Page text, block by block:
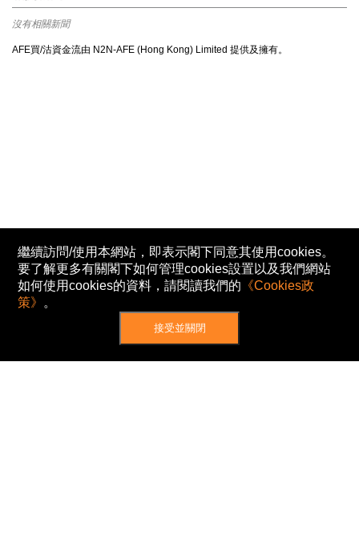
沒有相關新聞
AFE買/沽資金流由 N2N-AFE (Hong Kong) Limited 提供及擁有。
繼續訪問/使用本網站，即表示閣下同意其使用cookies。
要了解更多有關閣下如何管理cookies設置以及我們網站
如何使用cookies的資料，請閱讀我們的 《Cookies政
策》 。
接受並關閉